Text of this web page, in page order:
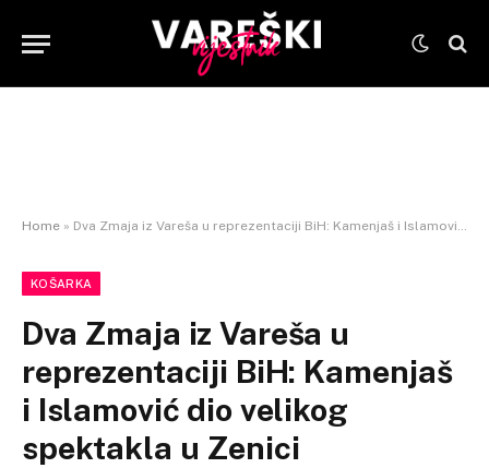
Home » Dva Zmaja iz Vareša u reprezentaciji BiH: Kamenjaš i Islamović dio velikog spektakla u Zenici
KOŠARKA
Dva Zmaja iz Vareša u
reprezentaciji BiH: Kamenjaš
i Islamović dio velikog
spektakla u Zenici